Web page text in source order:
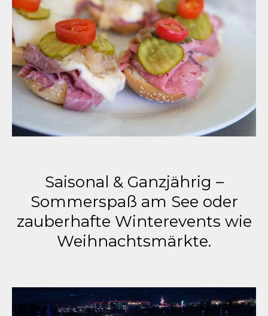
Saisonal & Ganzjährig –
Sommerspaß am See oder
zauberhafte Winterevents wie
Weihnachtsmärkte.